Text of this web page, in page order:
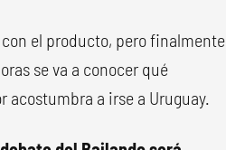
el producto, pero finalmente
se va a conocer qué
acostumbra a irse a Uruguay.